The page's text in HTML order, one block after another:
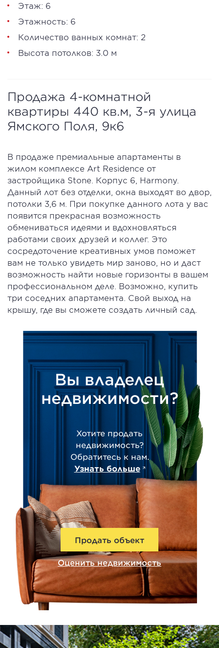
Этаж: 6
Этажность: 6
Количество ванных комнат: 2
Высота потолков: 3.0 м
Продажа 4-комнатной
квартиры 440 кв.м, 3-я улица
Ямского Поля, 9к6
В продаже премиальные апартаменты в
жилом комплексе Art Residence от
застройщика Stone. Корпус 6, Harmony.
Данный лот без отделки, окна выходят во двор,
потолки 3,6 м. При покупке данного лота у вас
появится прекрасная возможность
обмениваться идеями и вдохновляться
работами своих друзей и коллег. Это
сосредоточение креативных умов поможет
вам не только увидеть мир заново, но и даст
возможность найти новые горизонты в вашем
профессиональном деле. Возможно, купить
три соседних апартамента. Свой выход на
крышу, где вы сможете создать личный сад.
Вы владелец
недвижимости?
Хотите продать
недвижимость?
Обратитесь к нам.
Узнать больше
Продать объект
Оценить недвижимость